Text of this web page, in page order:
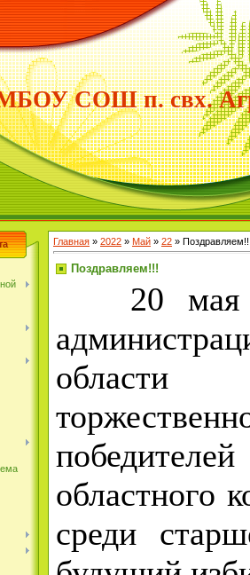
СОШ п. свх.
Главная » 2022 » Май » 22 »
Поздравляем!!!
20 мая в
областного
среди